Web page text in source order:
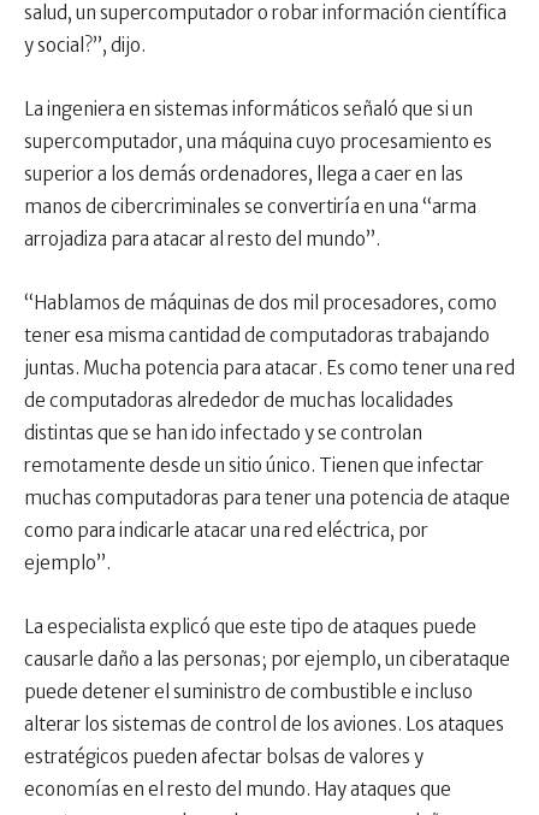
salud, un supercomputador o robar información científica
y social?”, dijo.
La ingeniera en sistemas informáticos señaló que si un
supercomputador, una máquina cuyo procesamiento es
superior a los demás ordenadores, llega a caer en las
manos de cibercriminales se convertiría en una “arma
arrojadiza para atacar al resto del mundo”.
“Hablamos de máquinas de dos mil procesadores, como
tener esa misma cantidad de computadoras trabajando
juntas. Mucha potencia para atacar. Es como tener una red
de computadoras alrededor de muchas localidades
distintas que se han ido infectado y se controlan
remotamente desde un sitio único. Tienen que infectar
muchas computadoras para tener una potencia de ataque
como para indicarle atacar una red eléctrica, por
ejemplo”.
La especialista explicó que este tipo de ataques puede
causarle daño a las personas; por ejemplo, un ciberataque
puede detener el suministro de combustible e incluso
alterar los sistemas de control de los aviones. Los ataques
estratégicos pueden afectar bolsas de valores y
economías en el resto del mundo. Hay ataques que